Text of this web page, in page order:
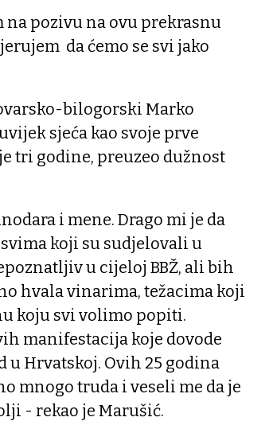
na pozivu na ovu prekrasnu
da ćemo se svi jako
bilogorski Marko
sjeća kao svoje prve
tri godine, preuzeo dužnost
i mene. Drago mi je da
koji su sudjelovali u
u cijeloj BBŽ, ali bih
hvala vinarima, težacima koji
koju svi volimo popiti.
manifestacija koje dovode
u Hrvatskoj. Ovih 25 godina
mnogo truda i veseli me da je
- rekao je Marušić.